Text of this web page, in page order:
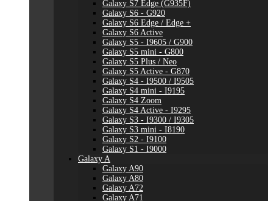
Galaxy S7 Edge (G935F)
Galaxy S6 - G920
Galaxy S6 Edge / Edge +
Galaxy S6 Active
Galaxy S5 - I9605 / G900
Galaxy S5 mini - G800
Galaxy S5 Plus / Neo
Galaxy S5 Active - G870
Galaxy S4 - I9500 / I9505
Galaxy S4 mini - I9195
Galaxy S4 Zoom
Galaxy S4 Active - I9295
Galaxy S3 - I9300 / I9305
Galaxy S3 mini - I8190
Galaxy S2 - I9100
Galaxy S1 - I9000
Galaxy A
Galaxy A90
Galaxy A80
Galaxy A72
Galaxy A71